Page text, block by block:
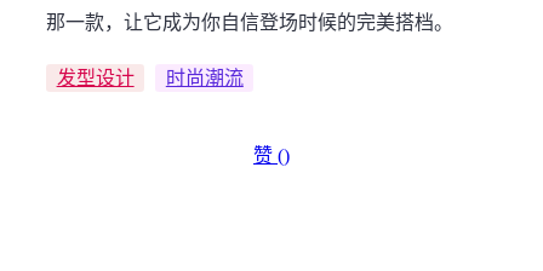
那一款，让它成为你自信登场时候的完美搭档。
发型设计 时尚潮流
赞 ()